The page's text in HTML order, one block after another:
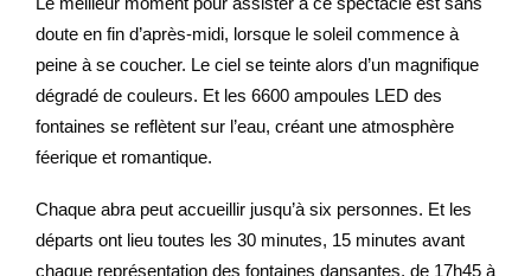
doute en fin d’après-midi, lorsque le soleil commence à
peine à se coucher. Le ciel se teinte alors d’un magnifique
dégradé de couleurs. Et les 6600 ampoules LED des
fontaines se reflètent sur l’eau, créant une atmosphère
féerique et romantique.
Chaque abra peut accueillir jusqu’à six personnes. Et les
départs ont lieu toutes les 30 minutes, 15 minutes avant
chaque représentation des fontaines dansantes, de 17h45 à